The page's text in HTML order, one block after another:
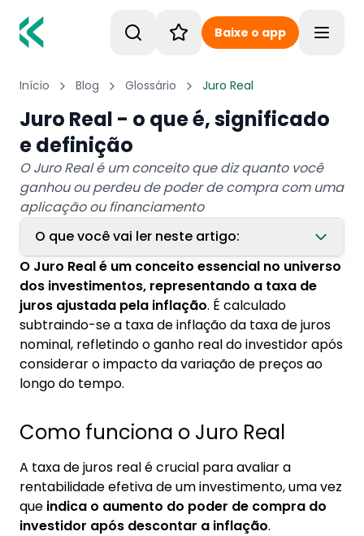
Baixe o app
Início Blog Glossário Juro Real
Juro Real - o que é, significado
e definição
O Juro Real é um conceito que diz quanto você
ganhou ou perdeu de poder de compra com uma
aplicação ou financiamento
O que você vai ler neste artigo:
1. Como funciona o Juro Real
2. Qual a importância do Juro Real
3. Cálculo do Juro Real
O Juro Real é um conceito essencial no universo
dos investimentos, representando a taxa de
juros ajustada pela inflação. É calculado
subtraindo-se a taxa de inflação da taxa de juros
nominal, refletindo o ganho real do investidor após
considerar o impacto da variação de preços ao
longo do tempo.
Como funciona o Juro Real
A taxa de juros real é crucial para avaliar a
rentabilidade efetiva de um investimento, uma vez
que indica o aumento do poder de compra do
investidor após descontar a inflação.